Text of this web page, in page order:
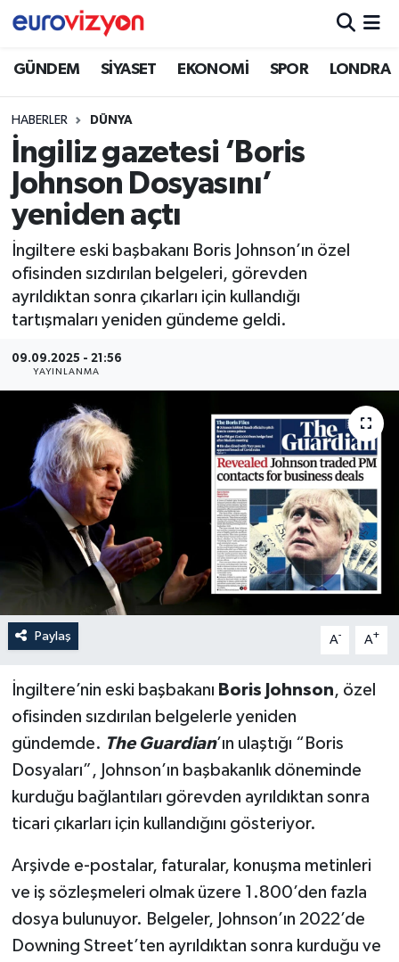
GÜNDEM SİYASET EKONOMİ SPOR LONDRA
HABERLER DÜNYA
İngiliz gazetesi ‘Boris
Johnson Dosyasını’
yeniden açtı
İngiltere eski başbakanı Boris Johnson’ın özel
ofisinden sızdırılan belgeleri, görevden
ayrıldıktan sonra çıkarları için kullandığı
tartışmaları yeniden gündeme geldi.
09.09.2025 - 21:56
YAYINLANMA
Paylaş A- A+
İngiltere’nin eski başbakanı Boris Johnson, özel
ofisinden sızdırılan belgelerle yeniden
gündemde. The Guardian’ın ulaştığı “Boris
Dosyaları”, Johnson’ın başbakanlık döneminde
kurduğu bağlantıları görevden ayrıldıktan sonra
ticari çıkarları için kullandığını gösteriyor.
Arşivde e-postalar, faturalar, konuşma metinleri
ve iş sözleşmeleri olmak üzere 1.800’den fazla
dosya bulunuyor. Belgeler, Johnson’ın 2022’de
Downing Street’ten ayrıldıktan sonra kurduğu ve